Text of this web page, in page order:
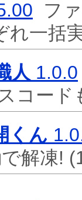
フ
れ一括
人 1.0.0
コー
くん
解凍!